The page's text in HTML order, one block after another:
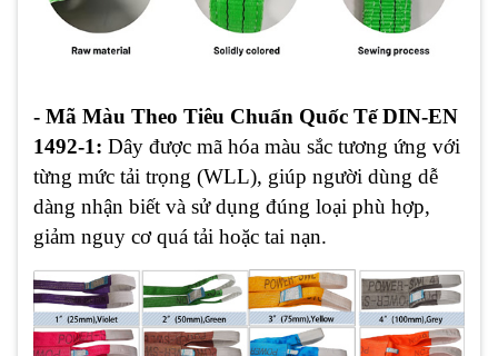
- Mã Màu Theo Tiêu Chuẩn Quốc Tế DIN-EN
1492-1: Dây được mã hóa màu sắc tương ứng với
từng mức tải trọng (WLL), giúp người dùng dễ
dàng nhận biết và sử dụng đúng loại phù hợp,
giảm nguy cơ quá tải hoặc tai nạn.